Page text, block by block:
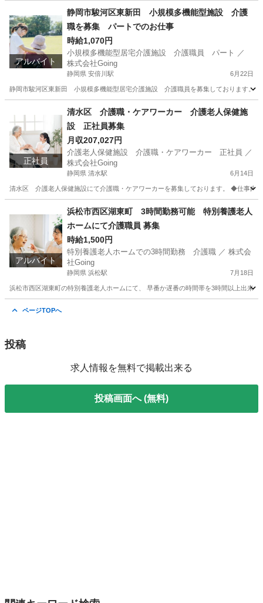
天竜川駅 介護 スタッフ
アルバイト
静岡市駿河区東新田 小規模多機能型施設 介護
職を募集 パートでのお仕事
時給1,070円
小規模多機能型居宅介護施設 介護職員 パート ／
株式会社Going
静岡県 安倍川駅 6月22日
静岡市駿河区東新田 小規模多機能型居宅介護施設 介護職員を募集しております。
安倍川駅 介護
正社員
清水区 介護職・ケアワーカー 介護老人保健施
設 正社員募集
月収207,027円
介護老人保健施設 介護職・ケアワーカー 正社員 ／
株式会社Going
静岡県 清水駅 6月14日
清水区 介護老人保健施設にて介護職・ケアワーカーを募集しております。 ◆仕事内
清水駅 介護士 業務
アルバイト
浜松市西区湖東町 3時間勤務可能 特別養護老人
ホームにて介護職員 募集
時給1,500円
特別養護老人ホームでの3時間勤務 介護職 ／ 株式会
社Going
静岡県 浜松駅 7月18日
浜松市西区湖東町の特別養護老人ホームにて、 早番か遅番の時間帯を3時間以上出来
ページTOPへ
投稿
求人情報を無料で掲載出来る
投稿画面へ (無料)